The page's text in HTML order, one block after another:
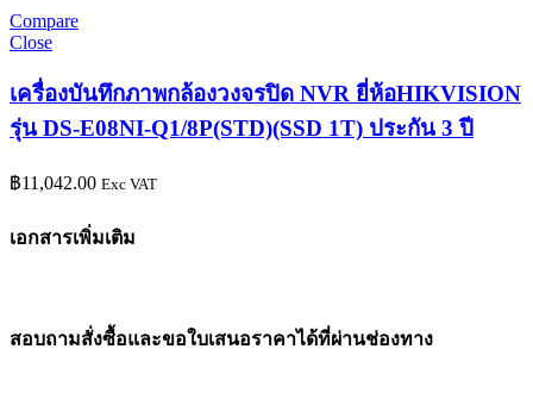
Compare
Close
เครื่องบันทึกภาพกล้องวงจรปิด NVR ยี่ห้อHIKVISION
รุ่น DS-E08NI-Q1/8P(STD)(SSD 1T) ประกัน 3 ปี
฿11,042.00 Exc VAT
เอกสารเพิ่มเติม
สอบถามสั่งซื้อและขอใบเสนอราคาได้ที่ผ่านช่องทาง